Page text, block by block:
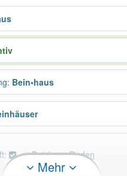
: Bein•haus
Beinhaus Duden
Mehr